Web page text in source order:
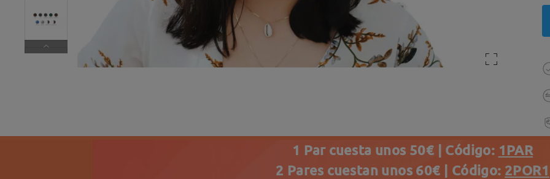
1 Par cuesta unos 50€ | Código: 1PAR
2 Pares cuestan unos 60€ | Código: 2POR1